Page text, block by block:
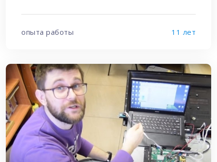
опыта работы 11 лет